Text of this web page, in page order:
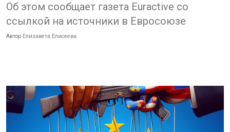
Об этом сообщает газета Euractive со
ссылкой на источники в Евросоюзе
Автор Елизавета Елисеева